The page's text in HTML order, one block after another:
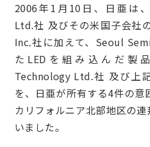
2006年1月10日、日亜は
Ltd.社 及びその米国子会社
Inc.社に加えて、Seoul
たLEDを組み込んだ製
Technology Ltd.社 及び上
を、日亜が所有する4件の意
カリフォルニア北部地区の
いました。